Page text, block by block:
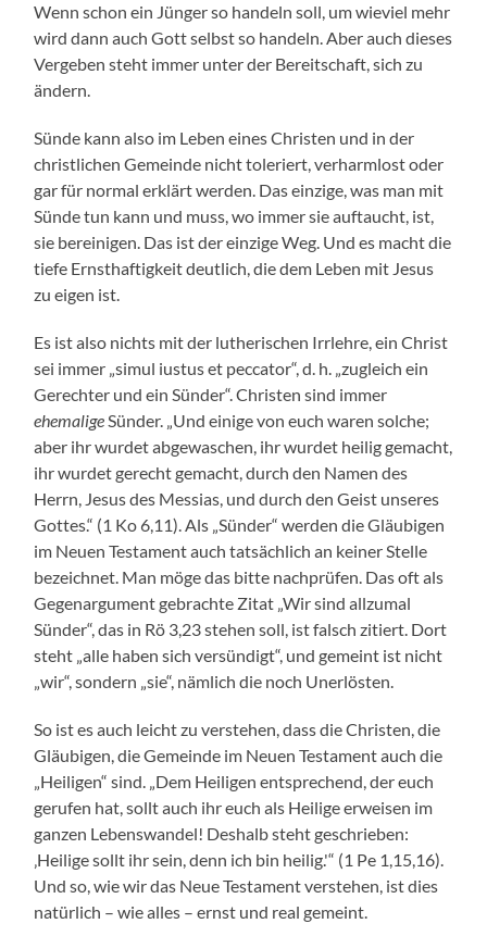
Wenn schon ein Jünger so handeln soll, um wieviel mehr
wird dann auch Gott selbst so handeln. Aber auch dieses
Vergeben steht immer unter der Bereitschaft, sich zu
ändern.
Sünde kann also im Leben eines Christen und in der
christlichen Gemeinde nicht toleriert, verharmlost oder
gar für normal erklärt werden. Das einzige, was man mit
Sünde tun kann und muss, wo immer sie auftaucht, ist,
sie bereinigen. Das ist der einzige Weg. Und es macht die
tiefe Ernsthaftigkeit deutlich, die dem Leben mit Jesus
zu eigen ist.
Es ist also nichts mit der lutherischen Irrlehre, ein Christ
sei immer „simul iustus et peccator“, d. h. „zugleich ein
Gerechter und ein Sünder“. Christen sind immer
ehemaligeSünder. „Und einige von euch waren solche;
aber ihr wurdet abgewaschen, ihr wurdet heilig gemacht,
ihr wurdet gerecht gemacht, durch den Namen des
Herrn, Jesus des Messias, und durch den Geist unseres
Gottes.“ (1 Ko 6,11). Als „Sünder“ werden die Gläubigen
im Neuen Testament auch tatsächlich an keiner Stelle
bezeichnet. Man möge das bitte nachprüfen. Das oft als
Gegenargument gebrachte Zitat „Wir sind allzumal
Sünder“, das in Rö 3,23 stehen soll, ist falsch zitiert. Dort
steht „alle haben sich versündigt“, und gemeint ist nicht
„wir“, sondern „sie“, nämlich die noch Unerlösten.
So ist es auch leicht zu verstehen, dass die Christen, die
Gläubigen, die Gemeinde im Neuen Testament auch die
„Heiligen“ sind. „Dem Heiligen entsprechend, der euch
gerufen hat, sollt auch ihr euch als Heilige erweisen im
ganzen Lebenswandel! Deshalb steht geschrieben:
‚Heilige sollt ihr sein, denn ich bin heilig.'“ (1 Pe 1,15,16).
Und so, wie wir das Neue Testament verstehen, ist dies
natürlich – wie alles – ernst und real gemeint.